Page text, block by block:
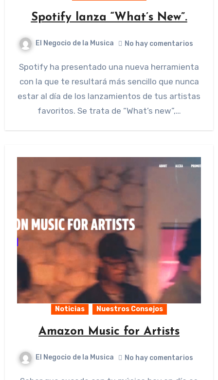
Spotify lanza “What’s New”.
El Negocio de la Musica No hay comentarios
Spotify ha presentado una nueva herramienta
con la que te resultará más sencillo que nunca
estar al día de los lanzamientos de tus artistas
favoritos. Se trata de “What’s new”,…
Noticias Nuestros Consejos
Amazon Music for Artists
El Negocio de la Musica No hay comentarios